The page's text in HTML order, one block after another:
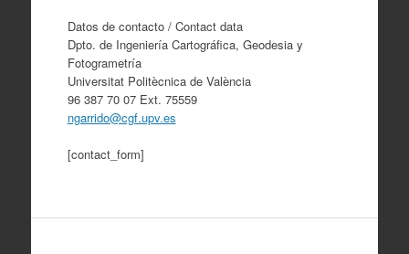
Datos de contacto / Contact data
Dpto. de Ingeniería Cartográfica, Geodesia y
Fotogrametría
Universitat Politècnica de València
96 387 70 07 Ext. 75559
ngarrido@cgf.upv.es
[contact_form]